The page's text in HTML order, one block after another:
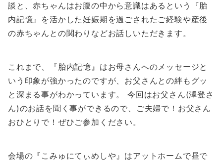
談と、赤ちゃんはお腹の中から意識はあるという『胎
内記憶』を活かした妊娠期を過ごされたご経験や産後
の赤ちゃんとの関わりなどお話しいただきます。
これまで、『胎内記憶』はお母さんへのメッセージと
いう印象が強かったのですが、お父さんとの絆もグッ
と深まる事がわかっています。 今回はお父さん(澤登さ
ん)のお話を聞く事ができるので、ご夫婦で！お父さん
おひとりで！ぜひご参加ください。
会場の『こみゅにてぃめしや』はアットホームで昼で